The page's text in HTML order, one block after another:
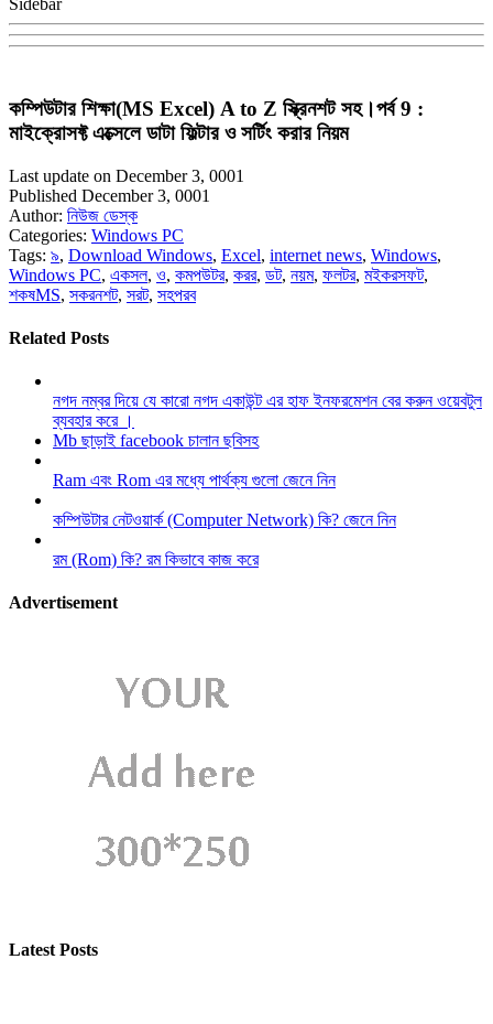
Sidebar
কম্পিউটার শিক্ষা(MS Excel) A to Z স্ক্রিনশট সহ।পর্ব 9 :
মাইক্রোসফ্ট এক্সেলে ডাটা ফিল্টার ও সর্টিং করার নিয়ম
Last update on December 3, 0001
Published December 3, 0001
Author: নিউজ ডেস্ক
Categories: Windows PC
Tags: ৯, Download Windows, Excel, internet news, Windows,
Windows PC, একসল, ও, কমপউটর, করর, ডট, নয়ম, ফলটর, মইকরসফট,
শকষMS, সকরনশট, সরট, সহপরব
Related Posts
নগদ নম্বর দিয়ে যে কারো নগদ একাউন্ট এর হাফ ইনফরমেশন বের করুন ওয়েবটুল
ব্যবহার করে ।
Mb ছাড়াই facebook চালান ছবিসহ
Ram এবং Rom এর মধ্যে পার্থক্য গুলো জেনে নিন
কম্পিউটার নেটওয়ার্ক (Computer Network) কি? জেনে নিন
রম (Rom) কি? রম কিভাবে কাজ করে
Advertisement
Latest Posts